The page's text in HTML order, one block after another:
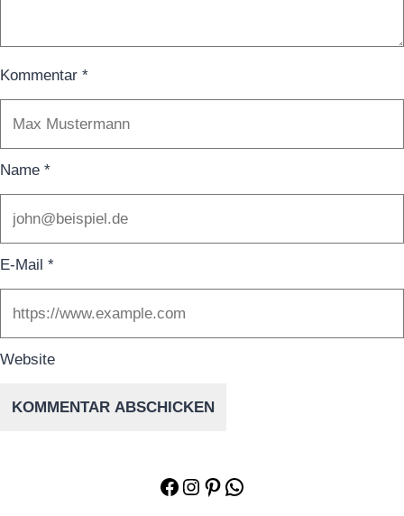
Kommentar *
Name *
E-Mail *
Website
Facebook
Instagram
Pinterest
WhatsApp